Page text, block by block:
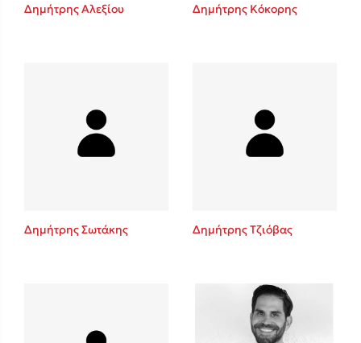
Ιωάννης Γλωσσόπουλος
Δημήτρης Αλεξίου Δημήτρης Κόκορης
Δημήτρης Σωτάκης Δημήτρης Τζιόβας